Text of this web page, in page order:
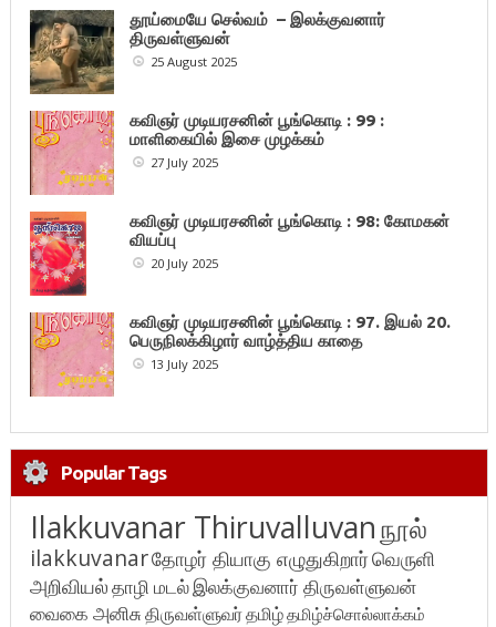
தூய்மையே செல்வம் – இலக்குவனார்
திருவள்ளுவன்
25 August 2025
கவிஞர் முடியரசனின் பூங்கொடி : 99 :
மாளிகையில் இசை முழக்கம்
27 July 2025
கவிஞர் முடியரசனின் பூங்கொடி : 98: கோமகன்
வியப்பு
20 July 2025
கவிஞர் முடியரசனின் பூங்கொடி : 97. இயல் 20.
பெருநிலக்கிழார் வாழ்த்திய காதை
13 July 2025
Popular Tags
Ilakkuvanar Thiruvalluvanநூல்
ilakkuvanarதோழர் தியாகு எழுதுகிறார்வெருளி
அறிவியல்தாழி மடல்இலக்குவனார் திருவள்ளுவன்
வைகை அனிசுதிருவள்ளுவர்தமிழ்தமிழ்ச்சொல்லாக்கம்